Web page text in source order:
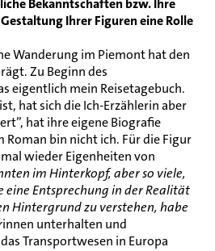
Bekanntschaften bzw. Ihre
Ihrer Figuren eine Rolle
Wanderung im Piemont hat den
Zu Beginn des
eigentlich mein Reisetagebuch.
hat sich die Ich-Erzählerin aber
hat ihre eigene Biografie
Roman bin nicht ich. Für die Figur
wieder Eigenheiten von
im Hinterkopf, aber so viele,
eine Entsprechung in der Realität
Hintergrund zu verstehen, habe
innen unterhalten und
Transportwesen in Europa